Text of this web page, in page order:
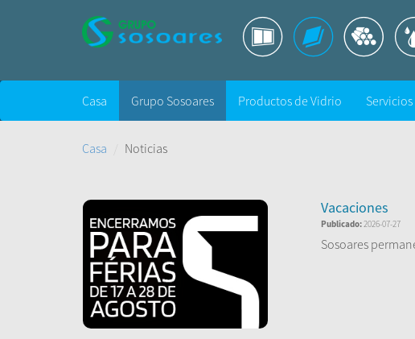
Casa Grupo Sosoares Productos de Vidrio Servicios
Casa Noticias
Vacaciones
Publicado:2026-07-27
Sosoares